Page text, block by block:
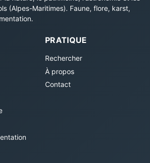
(Alpes-Maritimes). Faune, flore, karst,
PRATIQUE
Rechercher
À propos
Contact